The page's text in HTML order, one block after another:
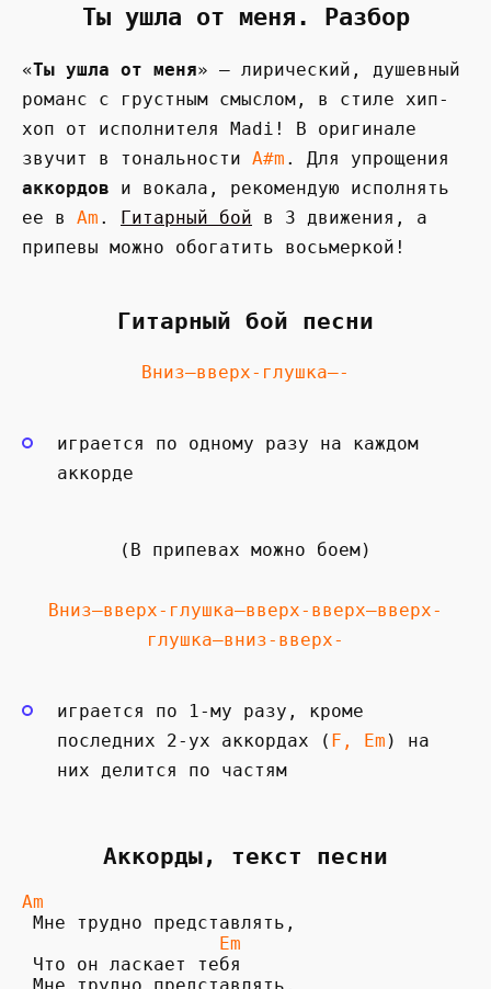
Ты ушла от меня. Разбор
«Ты ушла от меня» — лирический, душевный
романс с грустным смыслом, в стиле хип-
хоп от исполнителя Madi! В оригинале
звучит в тональности A#m . Для упрощения
аккордов и вокала, рекомендую исполнять
ее в Am . Гитарный бой в 3 движения, а
припевы можно обогатить восьмеркой!
Гитарный бой песни
Вниз—вверх-глушка—-
играется по одному разу на каждом
аккорде
(В припевах можно боем)
Вниз—вверх-глушка—вверх-вверх—вверх-
глушка—вниз-вверх-
играется по 1-му разу, кроме
последних 2-ух аккордах ( F, Em ) на
них делится по частям
Аккорды, текст песни
Am
Мне трудно представлять,
Em
Что он ласкает тебя